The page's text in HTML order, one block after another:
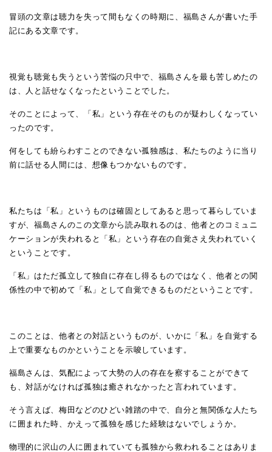
冒頭の文章は聴力を失って間もなくの時期に、福島さんが書いた手
記にある文章です。
視覚も聴覚も失うという苦悩の只中で、福島さんを最も苦しめたの
は、人と話せなくなったということでした。
そのことによって、「私」という存在そのものが疑わしくなってい
ったのです。
何をしても紛らわすことのできない孤独感は、私たちのように当り
前に話せる人間には、想像もつかないものです。
私たちは「私」というものは確固としてあると思って暮らしていま
すが、福島さんのこの文章から読み取れるのは、他者とのコミュニ
ケーションが失われると「私」という存在の自覚さえ失われていく
ということです。
「私」はただ孤立して独自に存在し得るものではなく、他者との関
係性の中で初めて「私」として自覚できるものだということです。
このことは、他者との対話というものが、いかに「私」を自覚する
上で重要なものかということを示唆しています。
福島さんは、気配によって大勢の人の存在を察することができて
も、対話がなければ孤独は癒されなかったと言われています。
そう言えば、梅田などのひどい雑踏の中で、自分と無関係な人たち
に囲まれた時、かえって孤独を感じた経験はないでしょうか。
物理的に沢山の人に囲まれていても孤独から救われることはありま